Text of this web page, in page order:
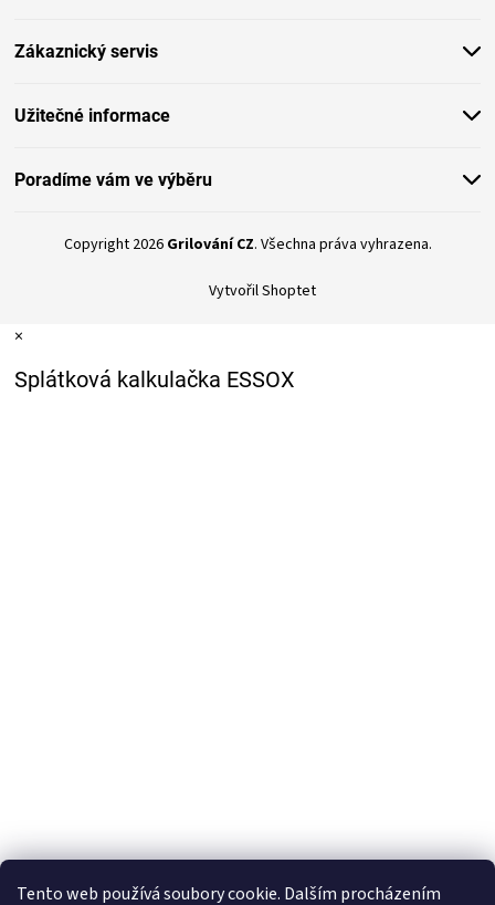
Tento web používá soubory cookie. Dalším procházením
Zákaznický servis
Užitečné informace
Poradíme vám ve výběru
Vytvořil Shoptet
Copyright 2026 Grilování CZ. Všechna práva vyhrazena.
×
Splátková kalkulačka ESSOX